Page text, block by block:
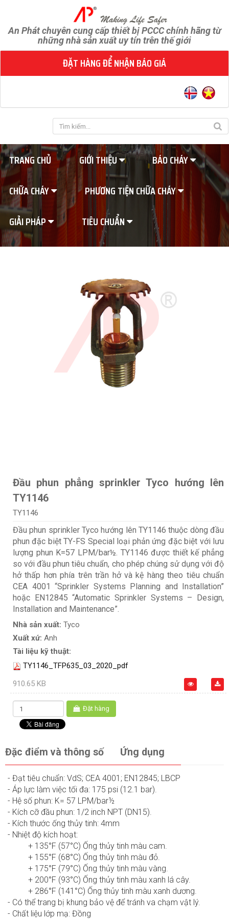
An Phát chuyên cung cấp thiết bị PCCC chính hãng từ
những nhà sản xuất uy tín trên thế giới
ĐẶT HÀNG ĐỂ NHẬN BÁO GIÁ
TRANG CHỦ GIỚI THIỆU
BÁO CHÁY
CHỮA CHÁY
PHƯƠNG TIỆN CHỮA CHÁY
GIẢI PHÁP
TIÊU CHUẨN
Đầu phun phẳng sprinkler Tyco hướng lên
TY1146
TY1146
Đầu phun sprinkler Tyco hướng lên TY1146 thuộc dòng đầu
phun đặc biệt TY-FS Special loại phản ứng đặc biệt với lưu
lượng phun K=57 LPM/bar½. TY1146 được thiết kế phẳng
so với đầu phun tiêu chuẩn, cho phép chúng sử dụng với độ
hở thấp hơn phía trên trần hở và kệ hàng theo tiêu chuẩn
CEA 4001 “Sprinkler Systems Planning and Installation”
hoặc EN12845 “Automatic Sprinkler Systems – Design,
Installation and Maintenance”.
Nhà sản xuất: Tyco
Xuất xứ: Anh
Tài liệu kỹ thuật:
TY1146_TFP635_03_2020_pdf
910.65 KB
Đặt hàng
Đặc điểm và thông số Ứng dụng
- Đạt tiêu chuẩn: VdS; CEA 4001; EN12845; LBCP
- Áp lực làm việc tối đa: 175 psi (12.1 bar).
- Hệ số phun: K= 57 LPM/bar½
- Kích cỡ đầu phun: 1/2 inch NPT (DN15).
- Kích thước ống thủy tinh: 4mm
- Nhiệt độ kích hoạt:
+ 135°F (57°C) Ống thủy tinh màu cam.
+ 155°F (68°C) Ống thủy tinh màu đỏ.
+ 175°F (79°C) Ống thủy tinh màu vàng.
+ 200°F (93°C) Ống thủy tinh màu xanh lá cây.
+ 286°F (141°C) Ống thủy tinh màu xanh dương.
- Có thể trang bị khung bảo vệ để tránh va chạm vật lý.
- Chất liệu lớp mạ: Đồng